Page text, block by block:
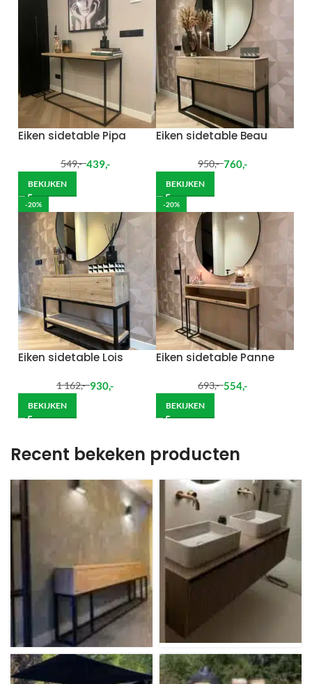
Eiken sidetable Pipa
549,- 439,-
BEKIJKEN
Eiken sidetable Beau
950,- 760,-
BEKIJKEN
-20%
Eiken sidetable Lois
1 162,- 930,-
BEKIJKEN
-20%
Eiken sidetable Panne
693,- 554,-
BEKIJKEN
Recent bekeken producten